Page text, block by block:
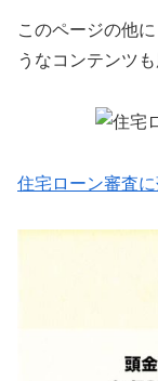
このページの他
うなコンテンツ
住宅ローン審査